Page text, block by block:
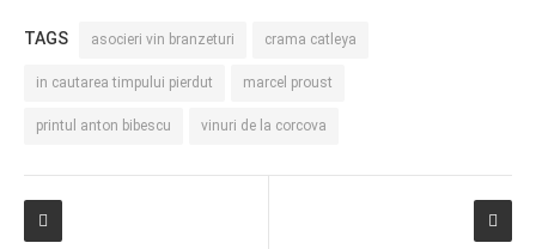
TAGS asocieri vin branzeturi crama catleya
in cautarea timpului pierdut marcel proust
printul anton bibescu vinuri de la corcova